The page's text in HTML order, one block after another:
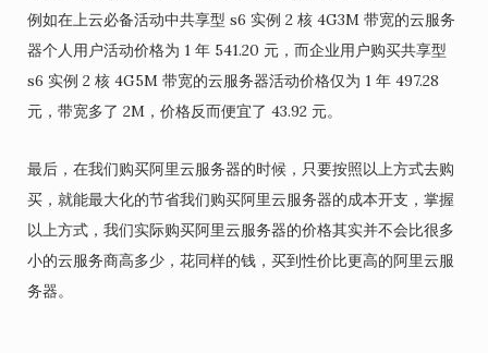
例如在上云必备活动中共享型 s6 实例 2 核 4G3M 带宽的云服务
器个人用户活动价格为 1 年 541.20 元，而企业用户购买共享型
s6 实例 2 核 4G5M 带宽的云服务器活动价格仅为 1 年 497.28
元，带宽多了 2M，价格反而便宜了 43.92 元。
最后，在我们购买阿里云服务器的时候，只要按照以上方式去购
买，就能最大化的节省我们购买阿里云服务器的成本开支，掌握
以上方式，我们实际购买阿里云服务器的价格其实并不会比很多
小的云服务商高多少，花同样的钱，买到性价比更高的阿里云服
务器。